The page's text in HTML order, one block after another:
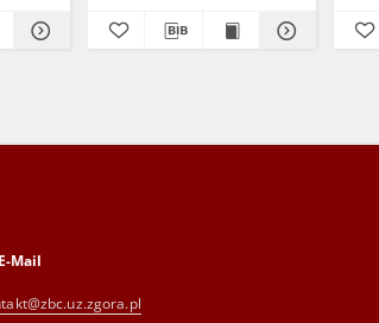
E-Mail